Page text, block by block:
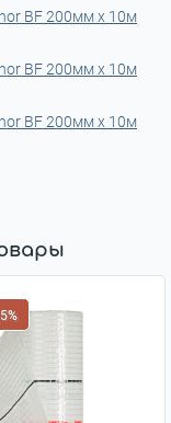
BF 200мм x 10м
BF 200мм x 10м
BF 200мм x 10м